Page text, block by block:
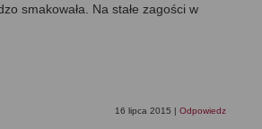
smakowała. Na stałe zagości w
16 lipca 2015 | Odpowiedz